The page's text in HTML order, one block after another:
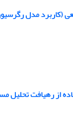
(کاربرد مدل
از رهیافت تحلیل